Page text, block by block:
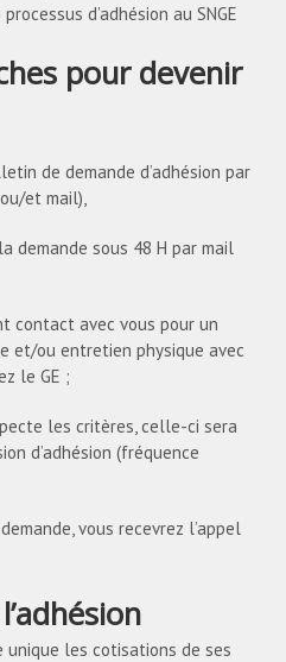
d’adhésion au SNGE
pour devenir
de demande d’adhésion par
et mail),
demande sous 48 H par mail
contact avec vous pour un
et/ou entretien physique avec
le GE ;
les critères, celle-ci sera
d’adhésion (fréquence
vous recevrez l’appel
unique les cotisations de ses